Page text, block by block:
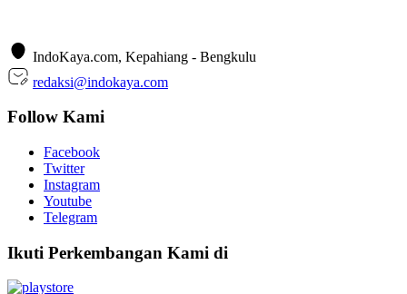
IndoKaya.com, Kepahiang - Bengkulu
redaksi@indokaya.com
Follow Kami
Facebook
Twitter
Instagram
Youtube
Telegram
Ikuti Perkembangan Kami di